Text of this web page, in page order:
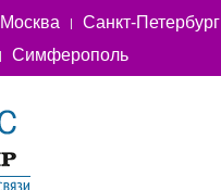
Москва Санкт-Петербург
Симферополь